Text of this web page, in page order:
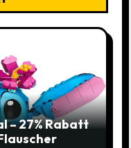
– 27% Rabatt